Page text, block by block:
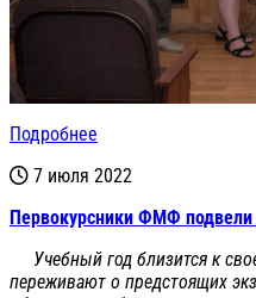
Подробнее
7 июля 2022
Первокурсники ФМФ подвели
Учебный год близится к
переживают о предстоящих